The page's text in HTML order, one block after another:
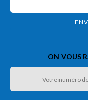
ON VOUS